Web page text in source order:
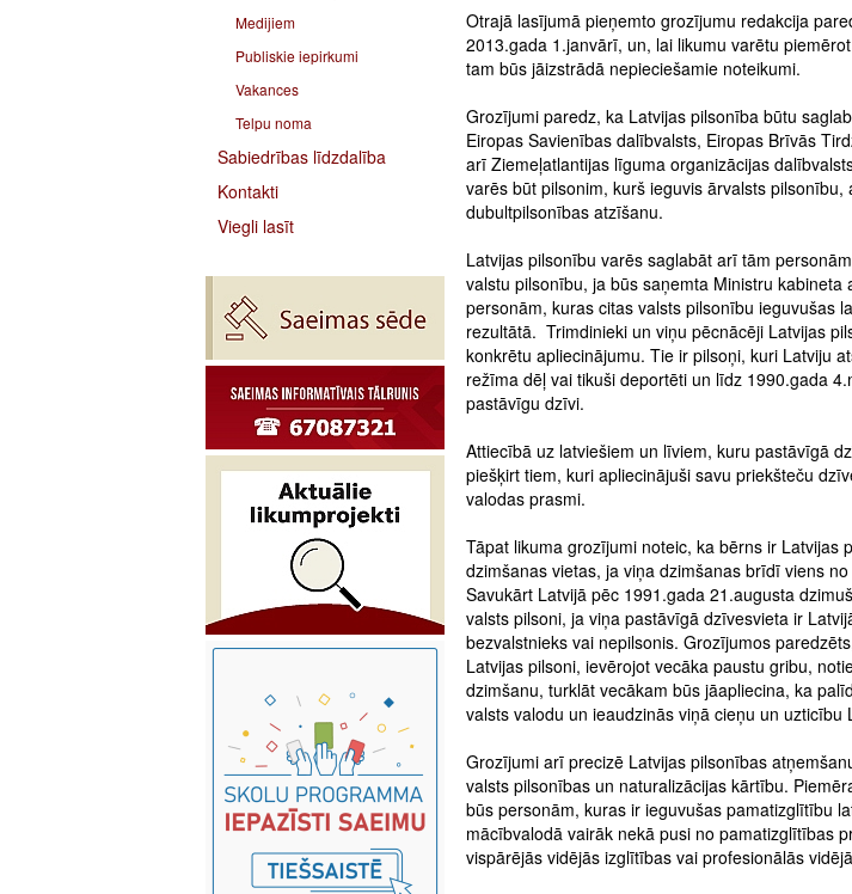
Medijiem
Publiskie iepirkumi
Vakances
Telpu noma
Sabiedrības līdzdalība
Kontakti
Viegli lasīt
Otrajā lasījumā pieņemto grozījumu redakcija
2013.gada 1.janvārī, un, lai likumu varētu
tam būs jāizstrādā nepieciešamie noteikumi.
Grozījumi paredz, ka Latvijas pilsonība būtu
Eiropas Savienības dalībvalsts, Eiropas Brīvās
arī Ziemeļatlantijas līguma organizācijas
varēs būt pilsonim, kurš ieguvis ārvalsts
dubultpilsonības atzīšanu.
Latvijas pilsonību varēs saglabāt arī tām
valstu pilsonību, ja būs saņemta Ministru
personām, kuras citas valsts pilsonību ieguvušas
rezultātā. Trimdinieki un viņu pēcnācēji Latvijas
konkrētu apliecinājumu. Tie ir pilsoņi, kuri Latviju
režīma dēļ vai tikuši deportēti un līdz 1990.gada
pastāvīgu dzīvi.
Attiecībā uz latviešiem un līviem, kuru pastāvīgā
piešķirt tiem, kuri apliecinājuši savu priekšteču
valodas prasmi.
Tāpat likuma grozījumi noteic, ka bērns ir Latvijas
dzimšanas vietas, ja viņa dzimšanas brīdī viens
Savukārt Latvijā pēc 1991.gada 21.augusta
valsts pilsoni, ja viņa pastāvīgā dzīvesvieta ir
bezvalstnieks vai nepilsonis. Grozījumos
Latvijas pilsoni, ievērojot vecāka paustu gribu,
dzimšanu, turklāt vecākam būs jāapliecina, ka
valsts valodu un ieaudzinās viņā cieņu un uzticību
Grozījumi arī precizē Latvijas pilsonības
valsts pilsonības un naturalizācijas kārtību.
būs personām, kuras ir ieguvušas pamatizglītību
mācībvalodā vairāk nekā pusi no pamatizglītības
vispārējās vidējās izglītības vai profesionālās